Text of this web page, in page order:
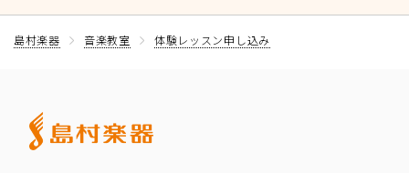
島村楽器 音楽教室 体験レッスン申し込み